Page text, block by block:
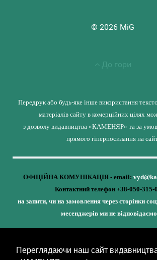
Переглядаючи наш сайт
© 2026 MiG
До гори
Передрук або будь-яке інше використання
матеріалів сайту в комерційних цілях
з дозволу видавництва «КАМЕНЯР» та за
прямого гіперпосилання на
ОФіЦІЙНА КОМУНІКАЦІЯ - email:
Контактний телефон +38-050-315-
на запити, чи на замовлення через сторінки
месенджерів ми не
Кожне наше видання - це внесок у